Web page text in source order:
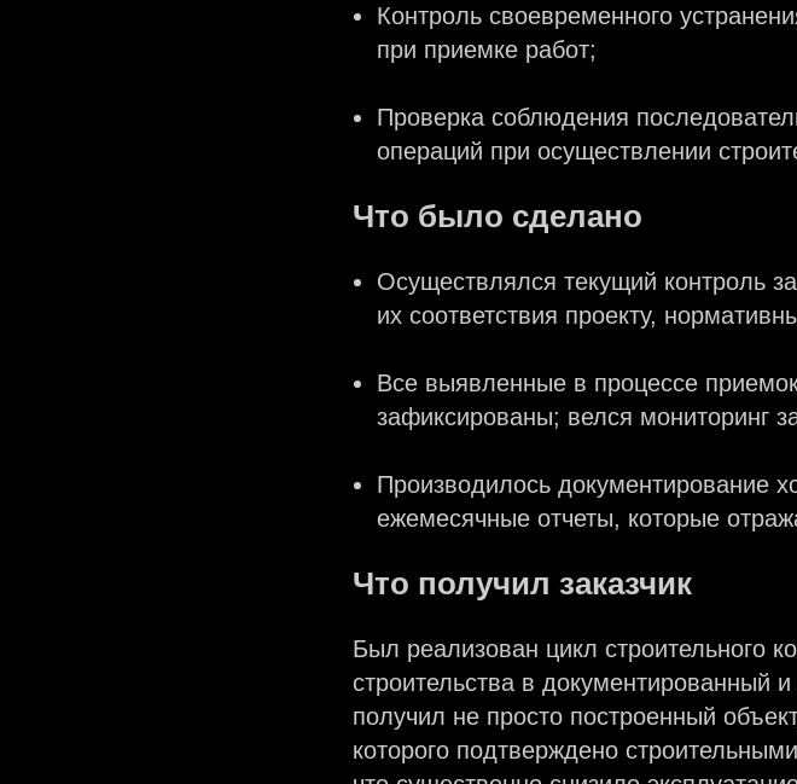
Контроль своевременного
при приемке работ;
Проверка соблюдения
операций при осуществлении
Что было сделано
Осуществлялся текущий контроль
их соответствия проекту,
Все выявленные в процессе
зафиксированы; велся мониторинг
Производилось документирование
ежемесячные отчеты, которые
Что получил заказчик
Был реализован цикл строительного
строительства в документированный
получил не просто построенный
которого подтверждено